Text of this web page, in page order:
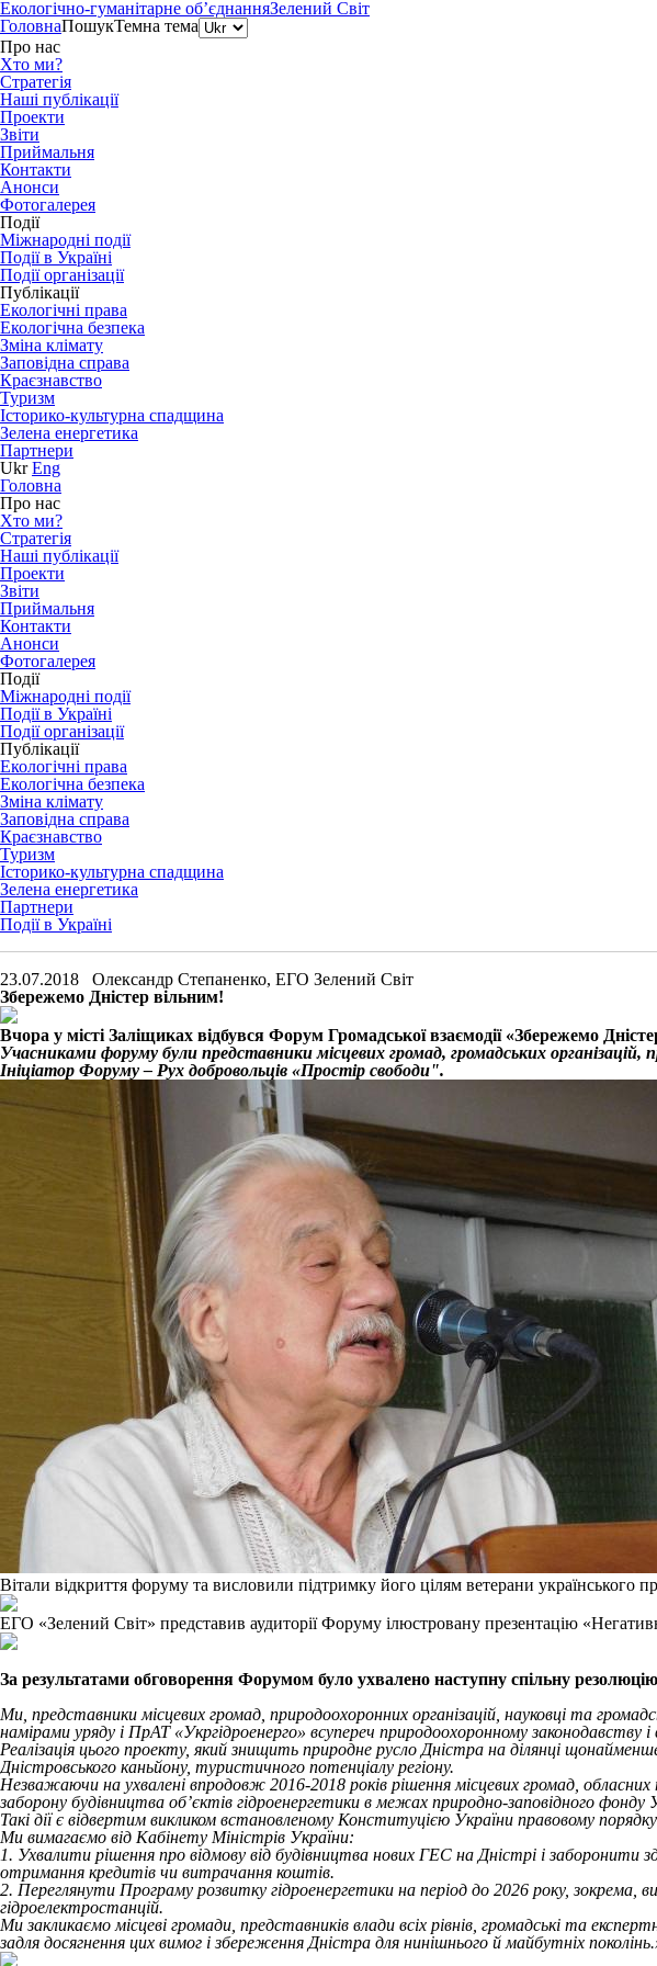
Екологічно-гуманітарне об’єднанняЗелений Світ
ГоловнаПошукТемна тема
Про нас
Хто ми?
Стратегія
Наші публікації
Проекти
Звіти
Приймальня
Контакти
Анонси
Фотогалерея
Події
Міжнародні події
Події в Україні
Події організації
Публікації
Екологічні права
Екологічна безпека
Зміна клімату
Заповідна справа
Краєзнавство
Туризм
Історико-культурна спадщина
Зелена енергетика
Партнери
Ukr Eng
Головна
Про нас
Хто ми?
Стратегія
Наші публікації
Проекти
Звіти
Приймальня
Контакти
Анонси
Фотогалерея
Події
Міжнародні події
Події в Україні
Події організації
Публікації
Екологічні права
Екологічна безпека
Зміна клімату
Заповідна справа
Краєзнавство
Туризм
Історико-культурна спадщина
Зелена енергетика
Партнери
Події в Україні
23.07.2018 Олександр Степаненко, ЕГО Зелений Світ
Збережемо Дністер вільним!
Вчора у місті Заліщиках відбувся Форум Громадської взаємодії «Збережемо
Учасниками форуму були представники місцевих громад, громадських
Ініціатор Форуму – Рух добровольців «Простір свободи".
Вітали відкриття форуму та висловили підтримку його цілям ветерани українського
ЕГО «Зелений Світ» представив аудиторії Форуму ілюстровану презентацію
За результатами обговорення Форумом було ухвалено наступну спільну
Ми, представники місцевих громад, природоохоронних організацій, науковці та
намірами уряду і ПрАТ «Укргідроенерго» всупереч природоохоронному законодавству
Реалізація цього проекту, який знищить природне русло Дністра на ділянці
Дністровського каньйону, туристичного потенціалу регіону.
Незважаючи на ухвалені впродовж 2016-2018 років рішення місцевих громад,
заборону будівництва об’єктів гідроенергетики в межах природно-заповідного
Такі дії є відвертим викликом встановленому Конституцією України правовому
Ми вимагаємо від Кабінету Міністрів України:
1. Ухвалити рішення про відмову від будівництва нових ГЕС на Дністрі і заборонити
отримання кредитів чи витрачання коштів.
2. Переглянути Програму розвитку гідроенергетики на період до 2026 року, зокрема,
гідроелектростанцій.
Ми закликаємо місцеві громади, представників влади всіх рівнів, громадські та
задля досягнення цих вимог і збереження Дністра для нинішнього й майбутніх